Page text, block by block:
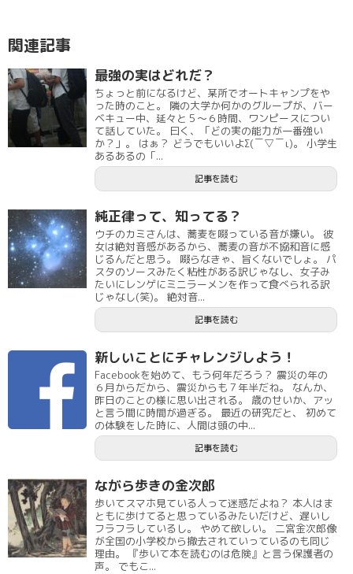
関連記事
最強の実はどれだ？
ちょっと前になるけど、某所でオートキャンプをや
った時のこと。 隣の大学か何かのグループが、バー
ベキュー中、延々と５～６時間、ワンピースについ
て話していた。 曰く、「どの実の能力が一番強い
か？」。 はぁ？ どうでもいいよΣ(￣▽￣ι)。 小学生
あるあるの「...
記事を読む
純正律って、知ってる？
ウチのカミさんは、蕎麦を啜っている音が嫌い。 彼
女は絶対音感があるから、蕎麦の音が不協和音に感
じるんだと思う。 啜らなきゃ、旨くないでしょ。 パ
スタのソースみたく粘性がある訳じゃなし、女子み
たいにレンゲにミニラーメンを作って食べられる訳
じゃなし(笑)。 絶対音...
記事を読む
新しいことにチャレンジしよう！
Facebookを始めて、もう何年だろう？ 震災の年の
６月からだから、震災からも７年半だね。 なんか、
昨日のことの様に思い出される。 歳のせいか、アッ
と言う間に時間が過ぎる。 最近の研究だと、 初めて
の体験をした時に、人間は頭の中...
記事を読む
ながら歩きの金次郎
歩いてスマホ見ている人って迷惑だよね？ 本人はま
ともに歩けてると思っているみたいだけど、遅いし
フラフラしているし。 やめて欲しい。 二宮金次郎像
が全国の小学校から撤去されていっているのも同じ
理由。 『歩いて本を読むのは危険』と言う保護者の
声。 でもこ...